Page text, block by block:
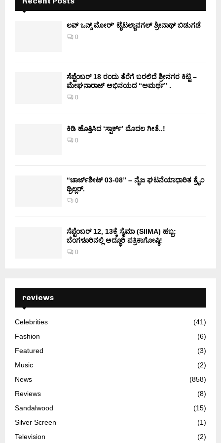
ಲವ್ ಒನ್ಸ್ ಮೋರ್’ ಟೈಟಲ್ಜಾವಗಲ್ ಶ್ರೀನಾಥ್ ಬಿಡುಗಡೆ
0
ಸೆಪ್ಟೆಂಬರ್ 18 ರಂದು ತೆರೆಗೆ ಬರಲಿದೆ ಶ್ರೀನಗರ ಕಿಟ್ಟಿ –
ಮೇಘನಾರಾಜ್ ಅಭಿನಯದ “ಅಮರ್ಥ” .
0
ಕಿಡಿ‌‌ ಹೊತ್ತಿಸಿದ ‘ಸ್ಪಾರ್ಕ್’ ಮೊದಲ‌ ಗೀತೆ..!
0
“ಚಾರ್ಜ್‌ಶೀಟ್ 03-08” – ನೈಜ ಘಟನೆಯಾಧಾರಿತ ಕ್ರೈಂ
ಥ್ರಿಲ್ಲರ್.
0
ಸೆಪ್ಟೆಂಬರ್ 12, 13ಕ್ಕೆ ಸೈಮಾ (SIIMA) ಹಬ್ಬ:
ಬೆಂಗಳೂರಿನಲ್ಲಿ ಅದ್ಧೂರಿ ಪತ್ರಿಕಾಗೋಷ್ಠಿ!
0
reviews
Celebrities
(41)
Fashion
(6)
Featured
(3)
Music
(2)
News
(858)
Reviews
(8)
Sandalwood
(15)
Silver Screen
(1)
Television
(2)